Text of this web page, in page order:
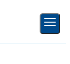
新規登録